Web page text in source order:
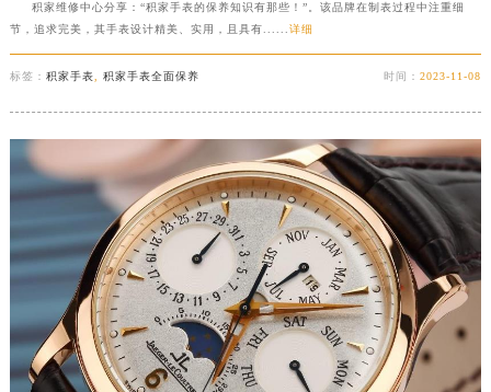
积家维修中心分享：“积家手表的保养知识有那些！”。该品牌在制表过程中注重细
节，追求完美，其手表设计精美、实用，且具有...... 详细
标签： 积家手表 积家手表全面保养 时间：2023-11-08